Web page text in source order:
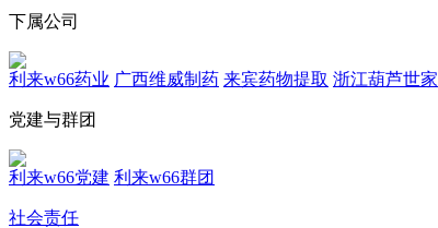
下属公司
利来w66药业 广西维威制药 来宾药物提取 浙江葫芦世家
党建与群团
利来w66党建 利来w66群团
社会责任